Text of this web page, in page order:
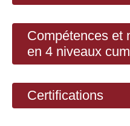
Compétences et
en 4 niveaux
Certifications